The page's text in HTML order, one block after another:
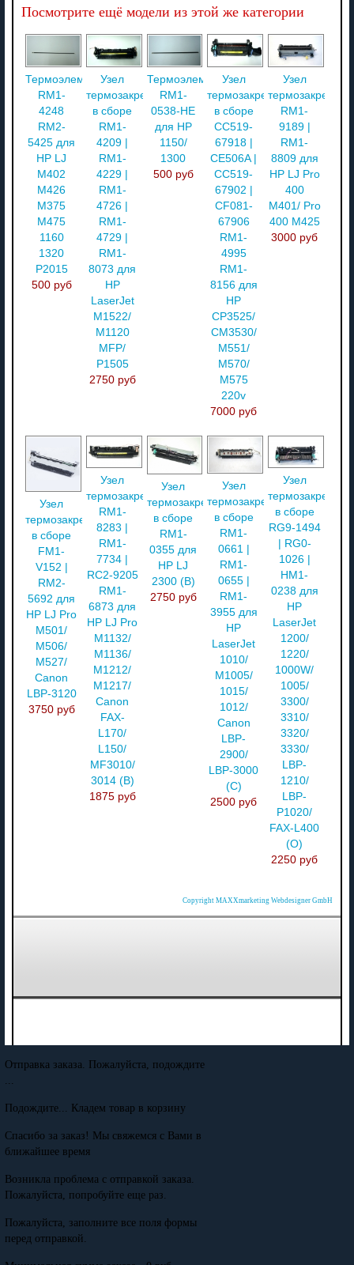
Посмотрите ещё модели из этой же категории
Термоэлемент
RM1-
4248
RM2-
5425 для
HP LJ
M402
M426
M375
M475
1160
1320
P2015
500 руб
Узел
термозакрепления
в сборе
RM1-
4209 |
RM1-
4229 |
RM1-
4726 |
RM1-
4729 |
RM1-
8073 для
HP
LaserJet
M1522/
M1120
MFP/
P1505
2750 руб
Термоэлемент
RM1-
0538-HE
для HP
1150/
1300
500 руб
Узел
термозакрепления
в сборе
CC519-
67918 |
CE506A |
CC519-
67902 |
CF081-
67906
RM1-
4995
RM1-
8156 для
HP
CP3525/
CM3530/
M551/
M570/
M575
220v
7000 руб
Узел
RM1-
9189 |
RM1-
8809 для
HP LJ Pro
400
M401/ Pro
400 M425
3000 руб
Узел
термозакрепления
в сборе
FM1-
V152 |
RM2-
5692 для
HP LJ Pro
M501/
M506/
M527/
Canon
LBP-3120
3750 руб
Узел
термозакрепления
RM1-
8283 |
RM1-
7734 |
RC2-9205
RM1-
6873 для
HP LJ Pro
M1132/
M1136/
M1212/
M1217/
Canon
FAX-
L170/
L150/
MF3010/
3014 (В)
1875 руб
Узел
термозакрепления
в сборе
RM1-
0355 для
HP LJ
2300 (В)
2750 руб
Узел
термозакрепления
в сборе
RM1-
0661 |
RM1-
0655 |
RM1-
3955 для
HP
LaserJet
1010/
M1005/
1015/
1012/
Canon
LBP-
2900/
LBP-3000
(С)
2500 руб
Узел
в сборе
RG9-1494
| RG0-
1026 |
HM1-
0238 для
HP
LaserJet
1200/
1220/
1000W/
1005/
3300/
3310/
3320/
3330/
LBP-
1210/
LBP-
P1020/
FAX-L400
(О)
2250 руб
Copyright MAXXmarketing Webdesigner GmbH
Отправка заказа. Пожалуйста, подождите
Подождите... Кладем товар в корзину
Спасибо за заказ! Мы свяжемся с Вами в
ближайшее время
Возникла проблема с отправкой заказа.
Пожалуйста, попробуйте еще раз.
Пожалуйста, заполните все поля формы
перед отправкой.